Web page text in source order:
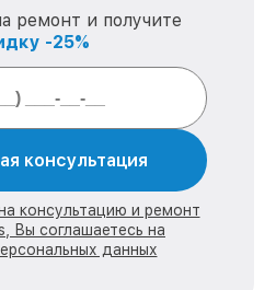
ремонт и получите
-25%
консультация
консультацию и ремонт
Вы соглашаетесь на
данных